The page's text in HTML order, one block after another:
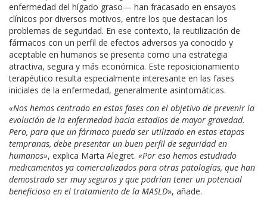
enfermedad del hígado graso— han fracasado en ensayos
clínicos por diversos motivos, entre los que destacan los
problemas de seguridad. En ese contexto, la reutilización de
fármacos con un perfil de efectos adversos ya conocido y
aceptable en humanos se presenta como una estrategia
atractiva, segura y más económica. Este reposicionamiento
terapéutico resulta especialmente interesante en las fases
iniciales de la enfermedad, generalmente asintomáticas.
«Nos hemos centrado en estas fases con el objetivo de prevenir la
evolución de la enfermedad hacia estadios de mayor gravedad.
Pero, para que un fármaco pueda ser utilizado en estas etapas
tempranas, debe presentar un buen perfil de seguridad en
humanos», explica Marta Alegret. «Por eso hemos estudiado
medicamentos ya comercializados para otras patologías, que han
demostrado ser muy seguros y que podrían tener un potencial
beneficioso en el tratamiento de la MASLD», añade.